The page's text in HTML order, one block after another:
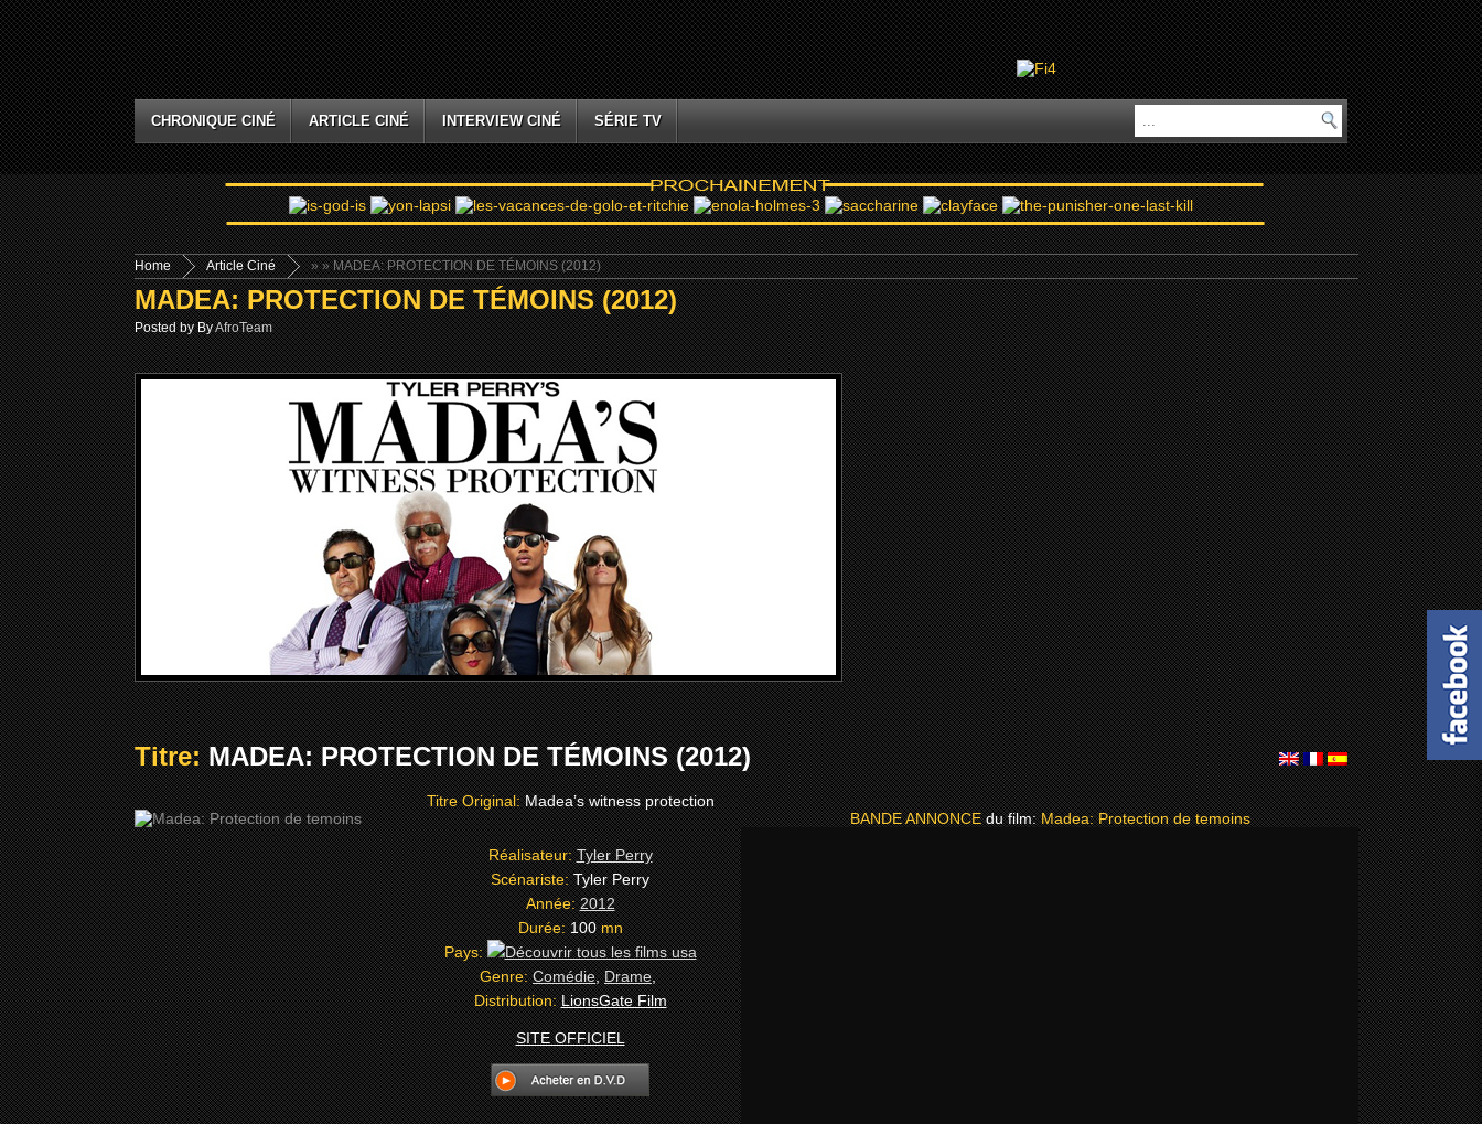
CHRONIQUE CINÉ ARTICLE CINÉ INTERVIEW CINÉ SÉRIE TV
Home »
Article Ciné » MADEA: PROTECTION DE TÉMOINS (2012)
MADEA: PROTECTION DE TÉMOINS (2012)
Posted by ByAfroTeam
Titre:MADEA: PROTECTION DE TÉMOINS (2012)
Titre Original:Madea’s witness protection
Réalisateur:Tyler Perry
Scénariste:Tyler Perry
Année:2012
Durée:100mn
Pays:
Genre:Comédie,Drame,
Distribution:LionsGate Film
SITE OFFICIEL
BANDE ANNONCE du film: Madea: Protection de temoins